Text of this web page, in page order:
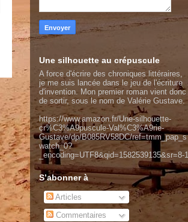
Une silhouette au crépuscule
A force d'écrire des chroniques littéraires,
je me suis lancée dans le jeu de l'écriture
d'invention. Mon premier roman vient donc
de sortir, sous le nom de Valérie Gustave.
https://www.amazon.fr/Une-silhouette-
cr%C3%A9puscule-Val%C3%A9rie-
Gustave/dp/B085RV58DC/ref=tmm_pap_s
watch_0?
_encoding=UTF8&qid=1582539135&sr=8-1
S’abonner à
Articles
Commentaires